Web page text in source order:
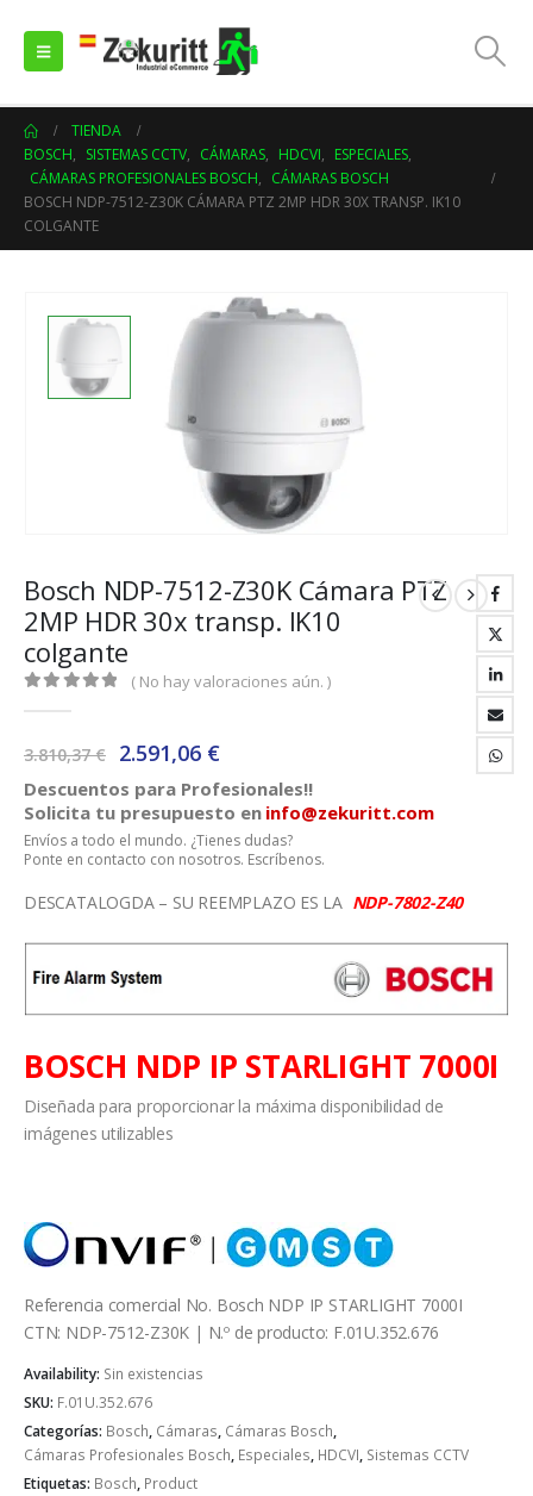
TIENDA
BOSCH, SISTEMAS CCTV, CÁMARAS, HDCVI, ESPECIALES,
CÁMARAS PROFESIONALES BOSCH, CÁMARAS BOSCH
BOSCH NDP-7512-Z30K CÁMARA PTZ 2MP HDR 30X TRANSP. IK10
COLGANTE
Bosch NDP-7512-Z30K Cámara PTZ
2MP HDR 30x transp. IK10
colgante
( No hay valoraciones aún. )
3.810,37€ El
precio
original
era:
3.810,37 €.
2.591,06 €El
precio
actual
es:
2.591,06 €.
Descuentos para Profesionales!!
Solicita tu presupuesto en info@zekuritt.com
Envíos a todo el mundo. ¿Tienes dudas?
Ponte en contacto con nosotros. Escríbenos.
DESCATALOGDA – SU REEMPLAZO ES LA NDP-7802-Z40
BOSCH NDP IP STARLIGHT 7000I
Diseñada para proporcionar la máxima disponibilidad de
imágenes utilizables
Referencia comercial No. Bosch NDP IP STARLIGHT 7000I
CTN: NDP-7512-Z30K | N.º de producto: F.01U.352.676
Availability: Sin existencias
SKU: F.01U.352.676
Categorías: Bosch, Cámaras, Cámaras Bosch,
Cámaras Profesionales Bosch, Especiales, HDCVI, Sistemas CCTV
Etiquetas: Bosch, Product